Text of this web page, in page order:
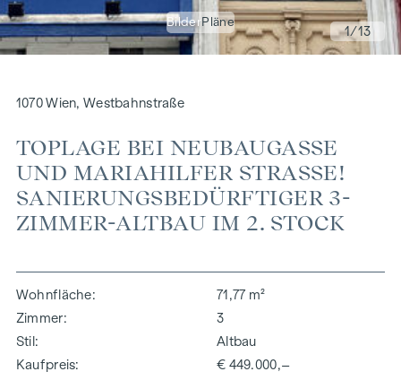
BilderPläne
1/13
1070 Wien, Westbahnstraße
TOPLAGE BEI NEUBAUGASSE
UND MARIAHILFER STRASSE! S
ANIERUNGSBEDÜRFTIGER 3-Z
IMMER-ALTBAU IM 2. STOCK
Wohnfläche
71,77 m²
Zimmer
3
Stil
Altbau
Kaufpreis
€ 449.000,–